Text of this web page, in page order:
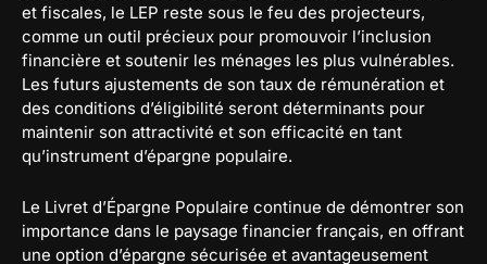
et fiscales, le LEP reste sous le feu des projecteurs,
comme un outil précieux pour promouvoir l’inclusion
financière et soutenir les ménages les plus vulnérables.
Les futurs ajustements de son taux de rémunération et
des conditions d’éligibilité seront déterminants pour
maintenir son attractivité et son efficacité en tant
qu’instrument d’épargne populaire.
Le Livret d’Épargne Populaire continue de démontrer son
importance dans le paysage financier français, en offrant
une option d’épargne sécurisée et avantageusement